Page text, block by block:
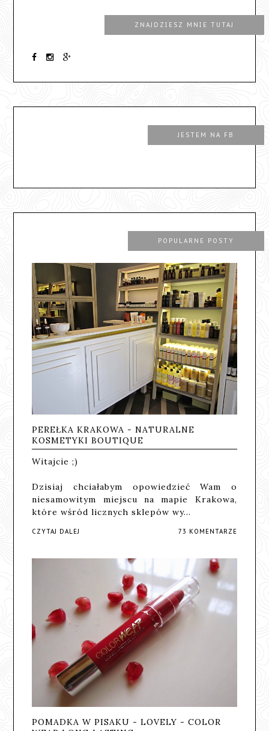
ZNAJDZIESZ MNIE TUTAJ
JESTEM NA FB
POPULARNE POSTY
PEREŁKA KRAKOWA - NATURALNE
KOSMETYKI BOUTIQUE
Witajcie ;)
Dzisiaj chciałabym opowiedzieć Wam o
niesamowitym miejscu na mapie Krakowa,
które wśród licznych sklepów wy…
CZYTAJ DALEJ 73 KOMENTARZE
POMADKA W PISAKU - LOVELY - COLOR